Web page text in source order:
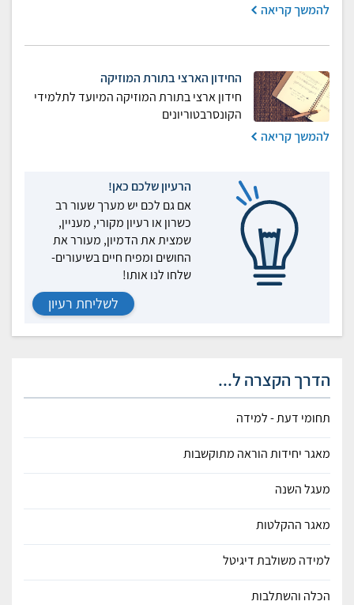
להמשך קריאה
החידון הארצי בתורת המוזיקה
חידון ארצי בתורת המוזיקה המיועד לתלמידי
הקונסרבטוריונים
להמשך קריאה
הרעיון שלכם כאן!
אם גם לכם יש מערך שעור רב
כשרון או רעיון מקורי, מעניין,
שמצית את הדמיון, מעורר את
החושים ומפיח חיים בשיעורים-
שלחו לנו אותו!
לשליחת רעיון
הדרך הקצרה ל...
תחומי דעת - למידה
מאגר יחידות הוראה מתוקשבות
מעגל השנה
מאגר ההקלטות
למידה משולבת דיגיטל
הכלה והשתלבות